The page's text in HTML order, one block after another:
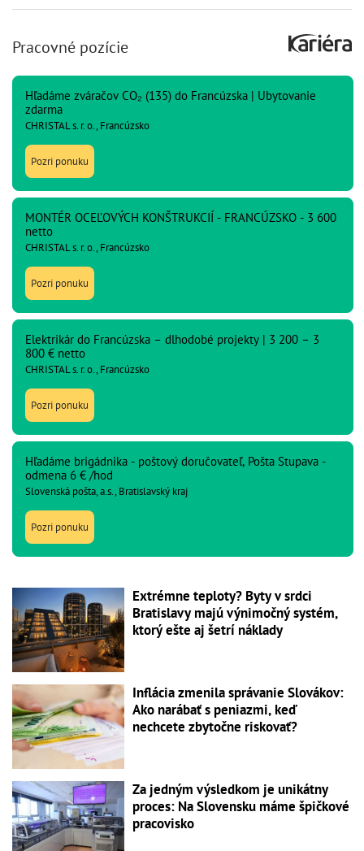
Pracovné pozície
Hľadáme zváračov CO₂ (135) do Francúzska | Ubytovanie
zdarma
CHRISTAL s. r. o., Francúzsko
Pozri ponuku
MONTÉR OCEĽOVÝCH KONŠTRUKCIÍ - FRANCÚZSKO - 3 600
netto
CHRISTAL s. r. o., Francúzsko
Pozri ponuku
Elektrikár do Francúzska – dlhodobé projekty | 3 200 – 3
800 € netto
CHRISTAL s. r. o., Francúzsko
Pozri ponuku
Hľadáme brigádnika - poštový doručovateľ, Pošta Stupava -
odmena 6 € /hod
Slovenská pošta, a.s., Bratislavský kraj
Pozri ponuku
Extrémne teploty? Byty v srdci
Bratislavy majú výnimočný systém,
ktorý ešte aj šetrí náklady
Inflácia zmenila správanie Slovákov:
Ako narábať s peniazmi, keď
nechcete zbytočne riskovať?
Za jedným výsledkom je unikátny
proces: Na Slovensku máme špičkové
pracovisko